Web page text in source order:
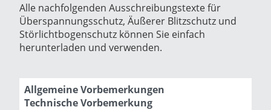
Alle nachfolgenden Ausschreibungstexte für
Überspannungsschutz, Äußerer Blitzschutz und
Störlichtbogenschutz können Sie einfach
herunterladen und verwenden.
Allgemeine Vorbemerkungen
Technische Vorbemerkung